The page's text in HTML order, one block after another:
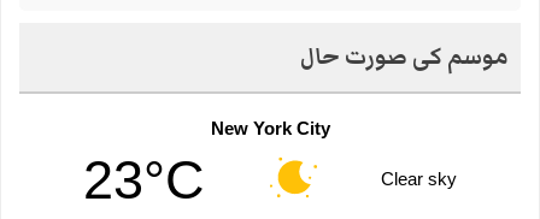
موسم کی صورت حال
New York City
23°C Clear sky